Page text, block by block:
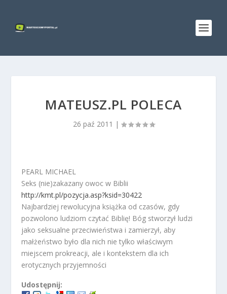
MATEUSZ.PL POLECA
26 paź 2011 |
PEARL MICHAEL
Seks (nie)zakazany owoc w Biblii
http://kmt.pl/pozycja.asp?ksid=30422
Najbardziej rewolucyjna książka od czasów, gdy
pozwolono ludziom czytać Biblię! Bóg stworzył ludzi
jako seksualne przeciwieństwa i zamierzył, aby
małżeństwo było dla nich nie tylko właściwym
miejscem prokreacji, ale i kontekstem dla ich
erotycznych przyjemności
Udostępnij: